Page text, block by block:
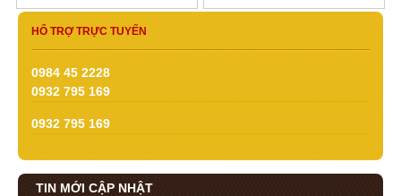
HỔ TRỢ TRỰC TUYẾN
0984 45 2228
0932 795 169
0932 795 169
TIN MỚI CẬP NHẬT